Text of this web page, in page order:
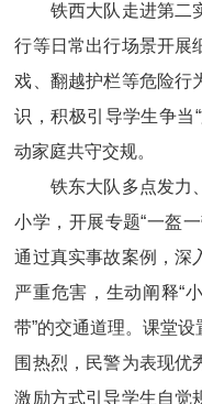
铁西大队走进第二
行等日常出行场景开展
戏、翻越护栏等危险行
识，积极引导学生争当
动家庭共守交规。
铁东大队多点发力
小学，开展专题“一盔
通过真实事故案例，深
严重危害，生动阐释“
带”的交通道理。课堂
围热烈，民警为表现优
激励方式引导学生自觉